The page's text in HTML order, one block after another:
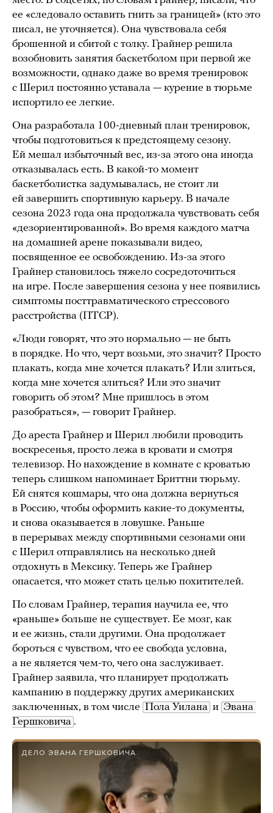
ее «следовало оставить гнить за границей» (кто это
писал, не уточняется). Она чувствовала себя
брошенной и сбитой с толку. Грайнер решила
возобновить занятия баскетболом при первой же
возможности, однако даже во время тренировок
с Шерил постоянно уставала — курение в тюрьме
испортило ее легкие.
Она разработала 100-дневный план тренировок,
чтобы подготовиться к предстоящему сезону.
Ей мешал избыточный вес, из-за этого она иногда
отказывалась есть. В какой-то момент
баскетболистка задумывалась, не стоит ли
ей завершить спортивную карьеру. В начале
сезона 2023 года она продолжала чувствовать себя
«дезориентированной». Во время каждого матча
на домашней арене показывали видео,
посвященное ее освобождению. Из-за этого
Грайнер становилось тяжело сосредоточиться
на игре. После завершения сезона у нее появились
симптомы посттравматического стрессового
расстройства (ПТСР).
«Люди говорят, что это нормально — не быть
в порядке. Но что, черт возьми, это значит? Просто
плакать, когда мне хочется плакать? Или злиться,
когда мне хочется злиться? Или это значит
говорить об этом? Мне пришлось в этом
разобраться», — говорит Грайнер.
До ареста Грайнер и Шерил любили проводить
воскресенья, просто лежа в кровати и смотря
телевизор. Но нахождение в комнате с кроватью
теперь слишком напоминает Бриттни тюрьму.
Ей снятся кошмары, что она должна вернуться
в Россию, чтобы оформить какие-то документы,
и снова оказывается в ловушке. Раньше
в перерывах между спортивными сезонами они
с Шерил отправлялись на несколько дней
отдохнуть в Мексику. Теперь же Грайнер
опасается, что может стать целью похитителей.
По словам Грайнер, терапия научила ее, что
«раньше» больше не существует. Ее мозг, как
и ее жизнь, стали другими. Она продолжает
бороться с чувством, что ее свобода условна,
а не является чем-то, чего она заслуживает.
Грайнер заявила, что планирует продолжать
кампанию в поддержку других американских
заключенных, в том числе Пола Уилана и Эвана
Гершковича .
ДЕЛО ЭВАНА ГЕРШКОВИЧА